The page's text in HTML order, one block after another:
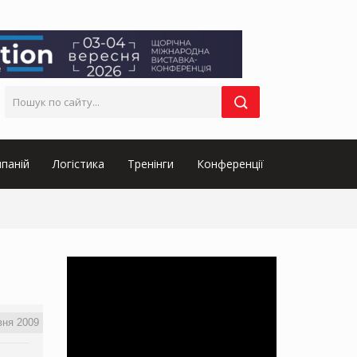
Логістика Тренінги Конференції
2009